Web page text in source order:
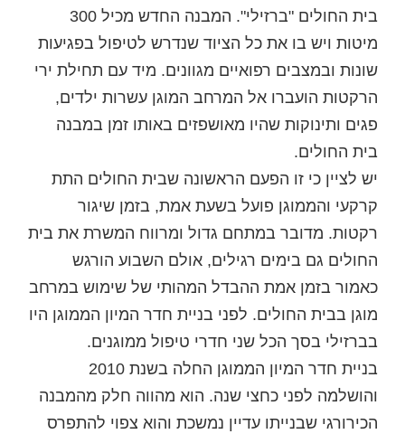
בית החולים "ברזילי". המבנה החדש מכיל 300
מיטות ויש בו את כל הציוד שנדרש לטיפול בפגיעות
שונות ובמצבים רפואיים מגוונים. מיד עם תחילת ירי
הרקטות הועברו אל המרחב המוגן עשרות ילדים,
פגים ותינוקות שהיו מאושפזים באותו זמן במבנה
בית החולים.
יש לציין כי זו הפעם הראשונה שבית החולים התת
קרקעי והממוגן פועל בשעת אמת, בזמן שיגור
רקטות. מדובר במתחם גדול ומרווח המשרת את בית
החולים גם בימים רגילים, אולם השבוע הורגש
כאמור בזמן אמת ההבדל המהותי של שימוש במרחב
מוגן בבית החולים. לפני בניית חדר המיון הממוגן היו
בברזילי בסך הכל שני חדרי טיפול ממוגנים.
בניית חדר המיון הממוגן החלה בשנת 2010
והושלמה לפני כחצי שנה. הוא מהווה חלק מהמבנה
הכירורגי שבנייתו עדיין נמשכת והוא צפוי להתפרס